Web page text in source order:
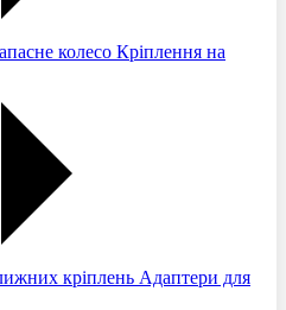
Кріплення на
Адаптери для